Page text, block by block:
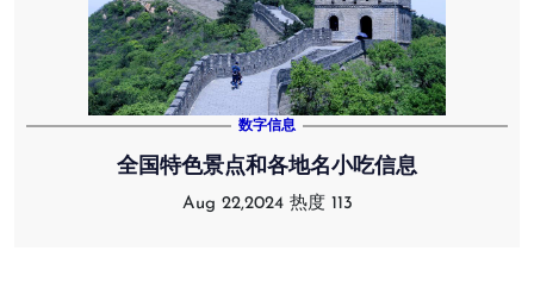
数字信息
全国特色景点和各地名小吃信息
Aug 22,2024 热度 113